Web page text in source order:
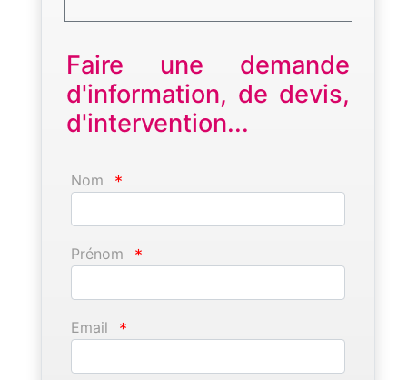
Faire une demande
d'information, de devis,
d'intervention...
Nom *
Prénom *
Email *